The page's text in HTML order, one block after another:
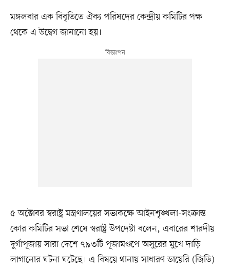
মঙ্গলবার এক বিবৃতিতে ঐক্য পরিষদের কেন্দ্রীয় কমিটির পক্ষ
থেকে এ উদ্বেগ জানানো হয়।
৫ অক্টোবর স্বরাষ্ট্র মন্ত্রণালয়ের সভাকক্ষে আইনশৃঙ্খলা-সংক্রান্ত
কোর কমিটির সভা শেষে স্বরাষ্ট্র উপদেষ্টা বলেন, এবারের শারদীয়
দুর্গাপূজায় সারা দেশে ৭৯৩টি পূজামণ্ডপে অসুরের মুখে দাড়ি
লাগানোর ঘটনা ঘটেছে। এ বিষয়ে থানায় সাধারণ ডায়েরি (জিডি)